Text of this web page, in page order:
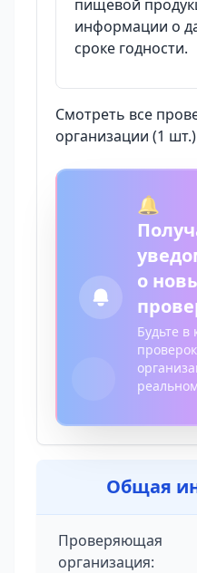
пищевой
информации о
сроке годности.
Смотреть все
организации (1
🔔
о
Будьте в
Общая
Проверяющая
организация: